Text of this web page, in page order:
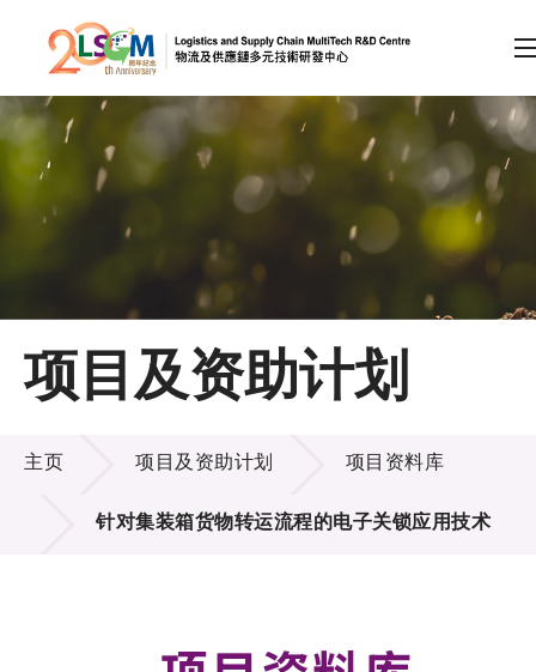
跳到内容（按回车键）
会员登录
A A EN 繁 简
主页
关于LSCM
技术商品化
项目及资助计划
项目及资助计划
项目及资助计划
主页 项目及资助计划 项目资料库
针对集装箱货物转运流程的电子关锁应用技术